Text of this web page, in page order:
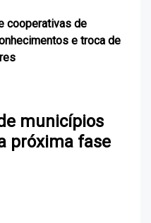
cooperativas de
e troca de
municípios
próxima fase